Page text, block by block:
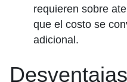
requieren sobre
que el costo se
adicional.